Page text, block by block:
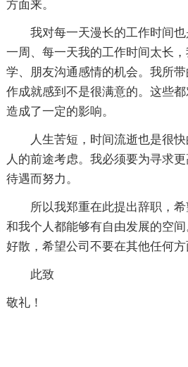
方面来。
我对每一天漫长的工作时间也
一周、每一天我的工作时间太长
学、朋友沟通感情的机会。我所
作成就感到不是很满意的。这些
造成了一定的影响。
人生苦短，时间流逝也是很快
人的前途考虑。我必须要为寻求
待遇而努力。
所以我郑重在此提出辞职，希
和我个人都能够有自由发展的空
好散，希望公司不要在其他任何方
此致
敬礼！